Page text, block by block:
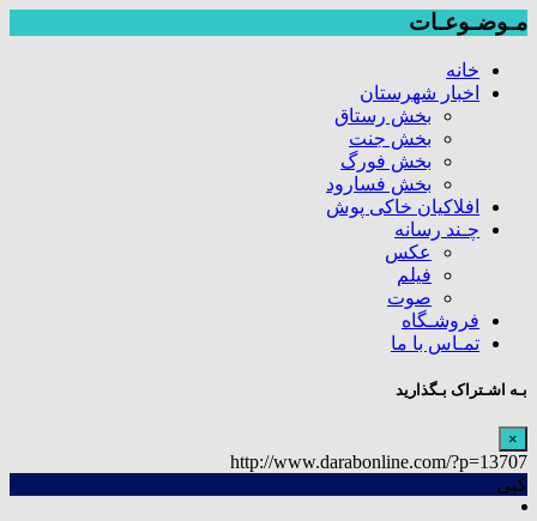
مـوضـوعـات
خانه
اخبار شهرستان
بخش رستاق
بخش جنت
بخش فورگ
بخش فسارود
افلاکیان خاکی پوش
چـند رسانه
عکس
فیلم
صوت
فروشـگاه
تمـاس با ما
بـه اشـتراک بـگذارید
×
http://www.darabonline.com/?p=13707
کپی